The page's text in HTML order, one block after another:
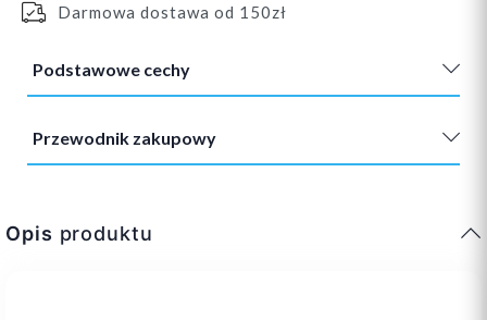
Darmowa dostawa od 150zł
Podstawowe cechy
Przewodnik zakupowy
Opis produktu